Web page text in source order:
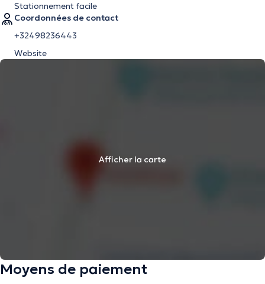
Stationnement facile
Coordonnées de contact
+32498236443
Website
Afficher la carte
Moyens de paiement